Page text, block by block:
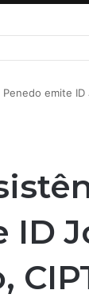
de Saúde de
emite
ID